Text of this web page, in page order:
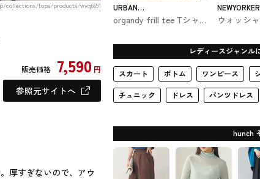
collections/tops/products/wvq6691
販売価格 7,590 円
参照元サイトへ
厚すぎないので、アウ
URBAN
RESEARCH
organdy frill tee Tシャツ
入できるLAATO
NEWYORKER
ウォッシ
レディースジャンル
スカート ボトム ワンピース
チュニック ドレス パンツドレス
hunch